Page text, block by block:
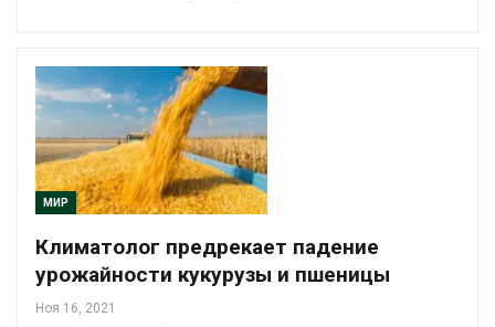
МИР
Климатолог предрекает падение
урожайности кукурузы и пшеницы
Ноя 16, 2021